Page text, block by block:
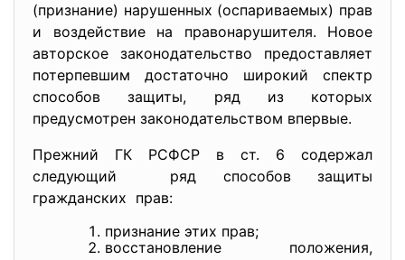
(признание) нарушенных (оспариваемых) прав
и воздействие на правонарушителя. Новое
авторское законодательство предоставляет
потерпевшим достаточно широкий спектр
способов защиты, ряд из которых
предусмотрен законодательством впервые.
Прежний ГК РСФСР в ст. 6 содержал
следующий ряд способов защиты
гражданских прав:
признание этих прав;
восстановление положения,